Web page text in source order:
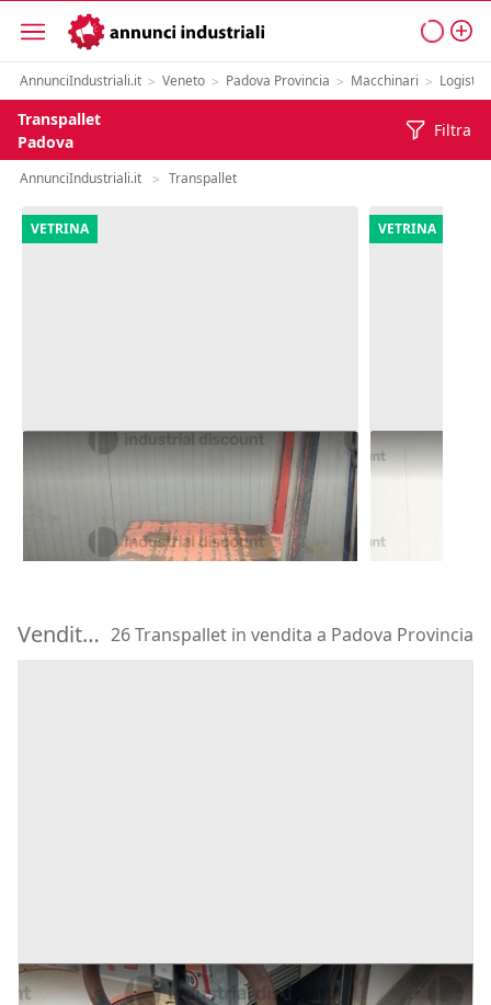
AnnunciIndustriali.it > Veneto > Padova Provincia > Macchinari >
Transpallet
Padova
Filtra
AnnunciIndustriali.it > Transpallet
VETRINA
12#10277 Transpallet Kalmar
Mantova (Mantova)
153 €
VETRINA
10#10277
Equipment
Vendita Transpallet in Provincia di Padova 26 Transpallet in vendita a Padova Provincia
32#9470 Transpallet manuali